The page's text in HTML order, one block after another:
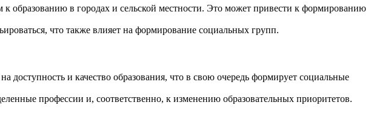
образованию в городах и сельской местности. Это может привести к формированию
что также влияет на формирование социальных групп.
доступность и качество образования, что в свою очередь формирует социальные
профессии и, соответственно, к изменению образовательных приоритетов.